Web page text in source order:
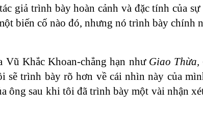
giả trình bày hoàn cảnh và đặc tính của
biến cố nào đó, nhưng nó trình bày
Khắc Khoan-chẳng hạn như Giao Thừa,
sẽ trình bày rõ hơn về cái nhìn này của
ông sau khi tôi đã trình bày một vài nhận